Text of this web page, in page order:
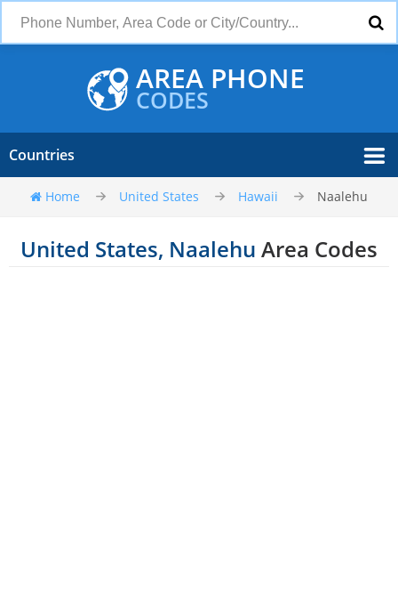
AREA PHONE
CODES
Countries
Home United States Hawaii Naalehu
United States, Naalehu Area Codes